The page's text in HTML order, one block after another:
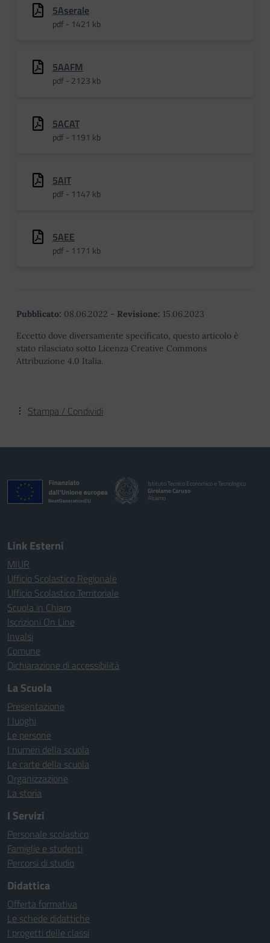
5Aserale
pdf - 1421 kb
5AAFM
pdf - 2123 kb
5ACAT
pdf - 1191 kb
5AIT
pdf - 1147 kb
5AEE
pdf - 1171 kb
Pubblicato: 08.06.2022 - Revisione: 15.06.2023
Eccetto dove diversamente specificato, questo articolo è
stato rilasciato sotto Licenza Creative Commons
Attribuzione 4.0 Italia.
Stampa / Condividi
Istituto Tecnico Economico e Tecnologico
Girolamo Caruso
Alcamo
Link Esterni
MIUR
Ufficio Scolastico Regionale
Ufficio Scolastico Territoriale
Scuola in Chiaro
Iscrizioni On Line
Invalsi
Comune
Dichiarazione di accessibilità
La Scuola
Presentazione
I luoghi
Le persone
I numeri della scuola
Le carte della scuola
Organizzazione
La storia
I Servizi
Personale scolastico
Famiglie e studenti
Percorsi di studio
Didattica
Offerta formativa
Le schede didattiche
I progetti delle classi